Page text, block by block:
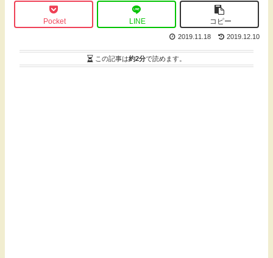
Pocket LINE コピー
2019.12.10
2019.11.18
この記事は約2分で読めます。